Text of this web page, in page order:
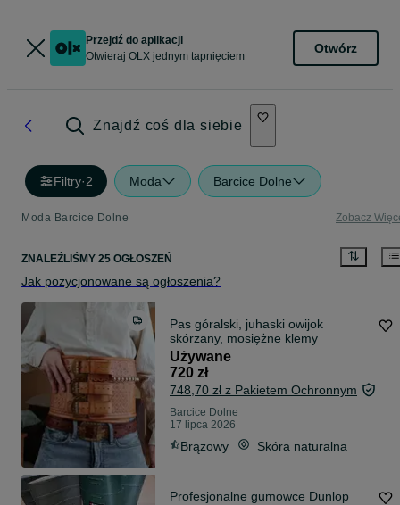
Przejdź do aplikacji
Otwieraj OLX jednym tapnięciem
Otwórz
Znajdź coś dla siebie
Filtry·2 Moda Barcice Dolne
Moda Barcice Dolne Zobacz
ZNALEŹLIŚMY 25 OGŁOSZEŃ
Jak pozycjonowane są ogłoszenia?
Pas góralski, juhaski owijok
skórzany, mosiężne klemy
Używane
720 zł
748,70 zł z Pakietem Ochronnym
Barcice Dolne
17 lipca 2026
Brązowy Skóra naturalna
Profesjonalne gumowce Dunlop